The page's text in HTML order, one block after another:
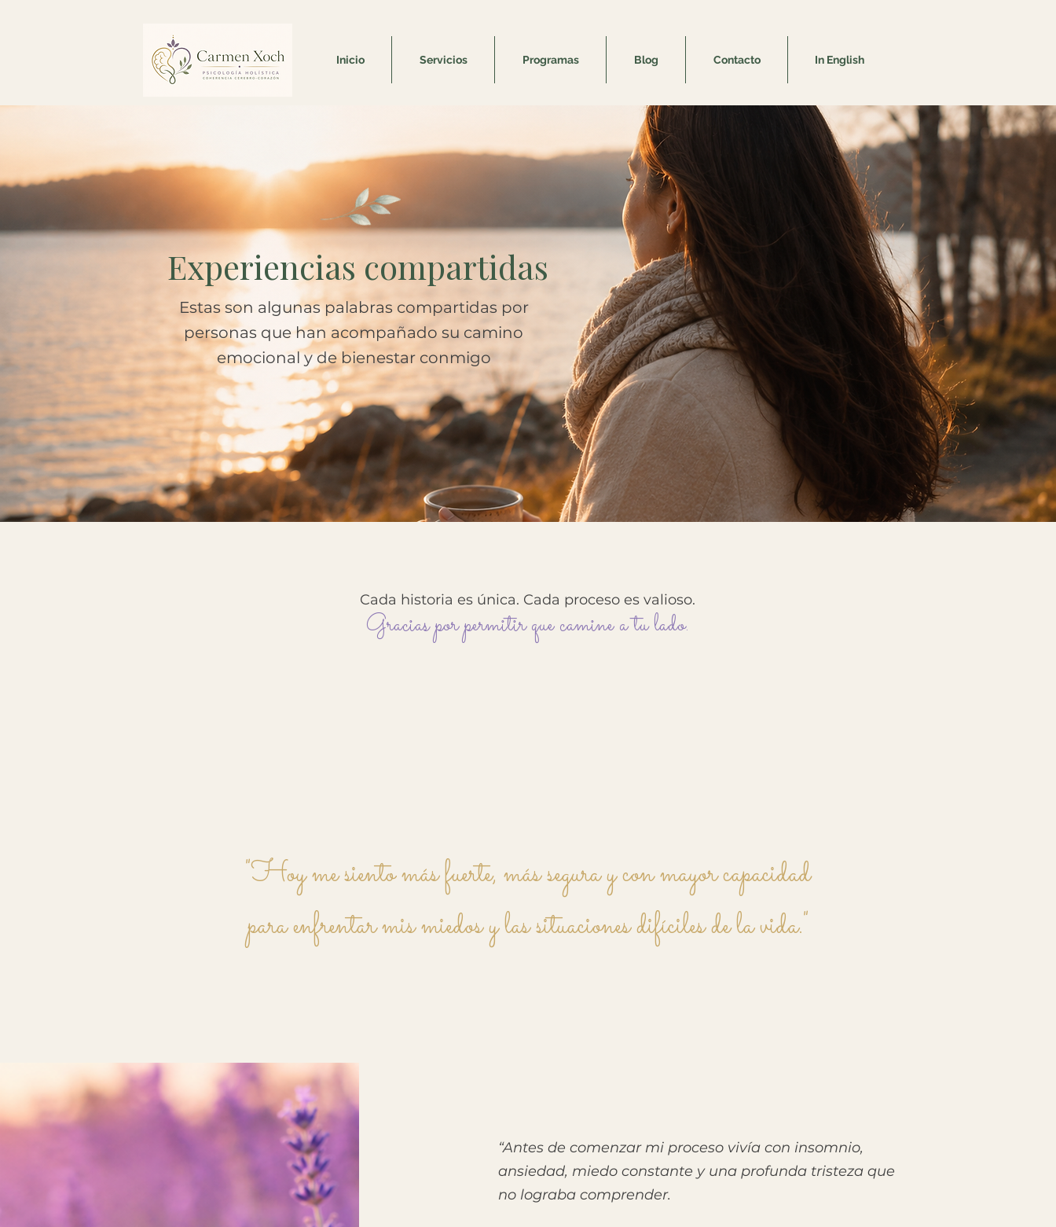
Inicio Servicios Programas Blog Contacto In English
Experiencias compartidas
Estas son algunas palabras compartidas por
personas que han acompañado su camino
emocional y de bienestar conmigo
Cada historia es única. Cada proceso es valioso.
Gracias por permitir que camine a tu lado.
"Hoy me siento más fuerte, más segura y con mayor capacidad
para enfrentar mis miedos y las situaciones difíciles de la vida."
“Antes de comenzar mi proceso vivía con insomnio,
ansiedad, miedo constante y una profunda tristeza que
no lograba comprender.